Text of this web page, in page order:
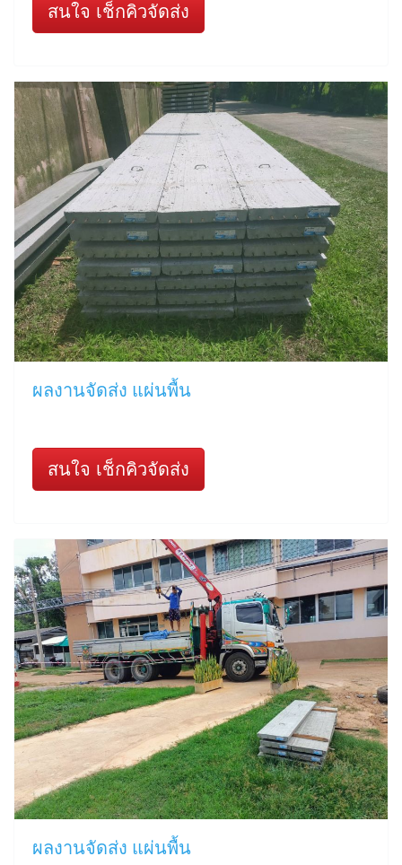
สนใจ เช็กคิวจัดส่ง
ผลงานจัดส่ง แผ่นพื้น
สนใจ เช็กคิวจัดส่ง
ผลงานจัดส่ง แผ่นพื้น